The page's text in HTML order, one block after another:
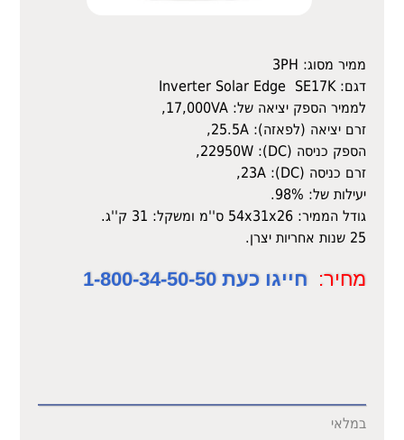
ממיר מסוג: 3PH
דגם: Inverter Solar Edge SE17K
לממיר הספק יציאה של: 17,000VA,
זרם יציאה (לפאזה): 25.5A,
הספק כניסה (DC): 22950W,
זרם כניסה (DC): 23A,
יעילות של: 98%.
גודל הממיר: 54x31x26 ס''מ ומשקל: 31 ק''ג.
25 שנות אחריות יצרן. ‎
מחיר: חייגו כעת 1-800-34-50-50
במלאי